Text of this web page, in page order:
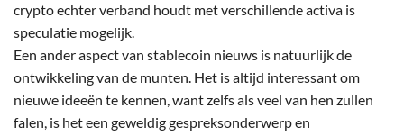
crypto echter verband houdt met verschillende activa is
speculatie mogelijk.
Een ander aspect van stablecoin nieuws is natuurlijk de
ontwikkeling van de munten. Het is altijd interessant om
nieuwe ideeën te kennen, want zelfs als veel van hen zullen
falen, is het een geweldig gespreksonderwerp en